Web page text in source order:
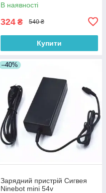
В наявності
324 ₴ 540 ₴
Купити
–40%
Зарядний пристрій Сигвея
Ninebot mini 54v